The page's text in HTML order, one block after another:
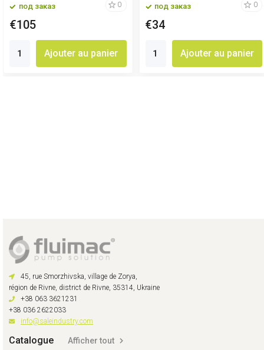
под заказ 0
€105
Ajouter au panier
под заказ 0
€34
Ajouter au panier
45, rue Smorzhivska, village de Zorya,
région de Rivne, district de Rivne, 35314, Ukraine
+38 063 3621231
+38 036 2622033
info@saleindustry.com
Catalogue Afficher tout